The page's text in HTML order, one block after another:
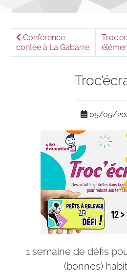
Conférence
contée à La Gabarre
05/05/
1 semaine de défis
(bonnes)